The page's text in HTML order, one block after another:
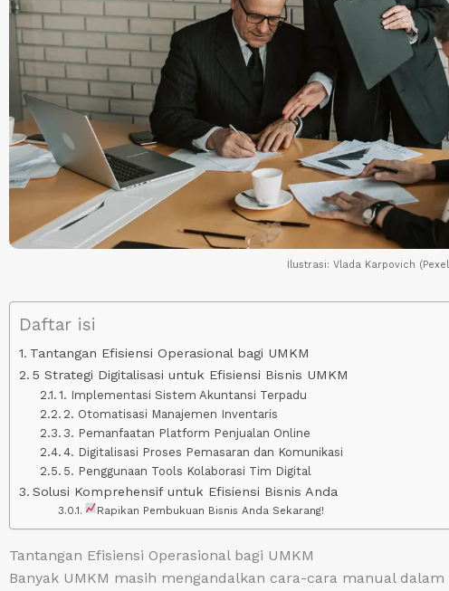
Ilustrasi: Vlada Karpovich
Daftar isi
Tantangan Efisiensi Operasional bagi UMKM
5 Strategi Digitalisasi untuk Efisiensi Bisnis UMKM
1. Implementasi Sistem Akuntansi Terpadu
2. Otomatisasi Manajemen Inventaris
3. Pemanfaatan Platform Penjualan Online
4. Digitalisasi Proses Pemasaran dan Komunikasi
5. Penggunaan Tools Kolaborasi Tim Digital
Solusi Komprehensif untuk Efisiensi Bisnis Anda
Rapikan Pembukuan Bisnis Anda Sekarang!
Tantangan Efisiensi Operasional bagi UMKM
Banyak UMKM masih mengandalkan cara-cara manual